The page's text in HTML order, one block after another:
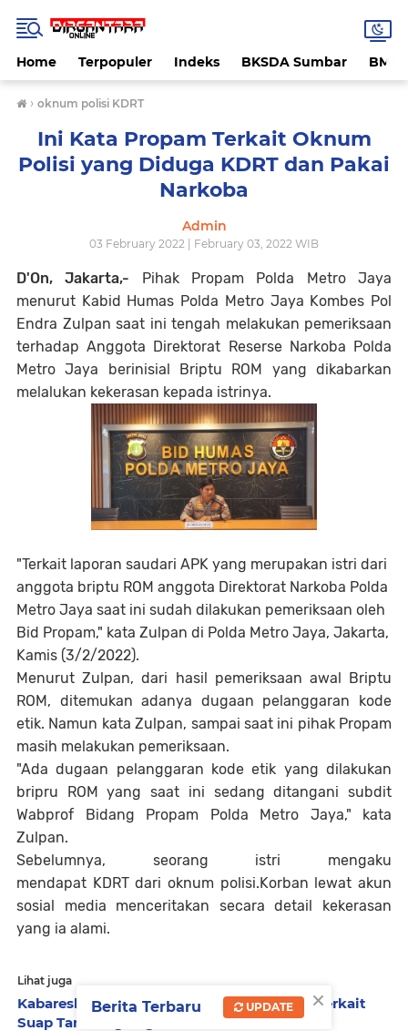
Home Terpopuler Indeks BKSDA Sumbar
› oknum polisi KDRT
Ini Kata Propam Terkait Oknum
Polisi yang Diduga KDRT dan Pakai
Narkoba
Admin
03 February 2022 | February 03, 2022 WIB
D'On, Jakarta,- Pihak Propam Polda Metro Jaya
menurut Kabid Humas Polda Metro Jaya Kombes Pol
Endra Zulpan saat ini tengah melakukan pemeriksaan
terhadap Anggota Direktorat Reserse Narkoba Polda
Metro Jaya berinisial Briptu ROM yang dikabarkan
melalukan kekerasan kepada istrinya.
"Terkait laporan saudari APK yang merupakan istri dari
anggota briptu ROM anggota Direktorat Narkoba Polda
Metro Jaya saat ini sudah dilakukan pemeriksaan oleh
Bid Propam," kata Zulpan di Polda Metro Jaya, Jakarta,
Kamis (3/2/2022).
Menurut Zulpan, dari hasil pemeriksaan awal Briptu
ROM, ditemukan adanya dugaan pelanggaran kode
etik. Namun kata Zulpan, sampai saat ini pihak Propam
masih melakukan pemeriksaan.
"Ada dugaan pelanggaran kode etik yang dilakukan
bripru ROM yang saat ini sedang ditangani subdit
Wabprof Bidang Propam Polda Metro Jaya," kata
Zulpan.
Sebelumnya, seorang istri mengaku
mendapat KDRT dari oknum polisi.Korban lewat akun
sosial media menceritakan secara detail kekerasan
yang ia alami.
Lihat juga
Kabareskrim di Laporkan ke Propam Polri Terkait
Suap Tambang Ilegal
×
Berita Terbaru UPDATE